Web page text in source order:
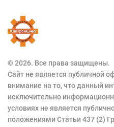
© 2026. Все права защищены.
Сайт не является публичной
внимание на то, что данный
исключительно
условиях не является
положениями Статьи 437 (2)